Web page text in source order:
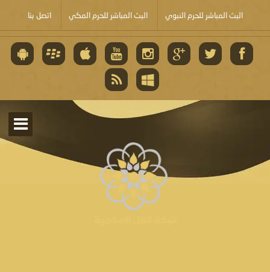
البث المباشر للحرم النبوي البث المباشر للحرم المكي اتصل بنا